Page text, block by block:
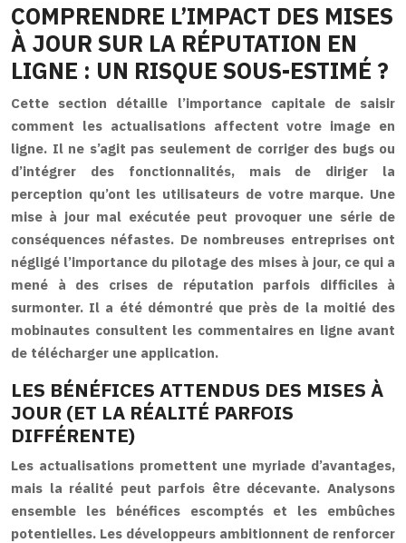
COMPRENDRE L’IMPACT DES MISES
À JOUR SUR LA RÉPUTATION EN
LIGNE : UN RISQUE SOUS-ESTIMÉ ?
Cette section détaille l’importance capitale de saisir
comment les actualisations affectent votre image en
ligne. Il ne s’agit pas seulement de corriger des bugs ou
d’intégrer des fonctionnalités, mais de diriger la
perception qu’ont les utilisateurs de votre marque. Une
mise à jour mal exécutée peut provoquer une série de
conséquences néfastes. De nombreuses entreprises ont
négligé l’importance du pilotage des mises à jour, ce qui a
mené à des crises de réputation parfois difficiles à
surmonter. Il a été démontré que près de la moitié des
mobinautes consultent les commentaires en ligne avant
de télécharger une application.
LES BÉNÉFICES ATTENDUS DES MISES À
JOUR (ET LA RÉALITÉ PARFOIS
DIFFÉRENTE)
Les actualisations promettent une myriade d’avantages,
mais la réalité peut parfois être décevante. Analysons
ensemble les bénéfices escomptés et les embûches
potentielles. Les développeurs ambitionnent de renforcer